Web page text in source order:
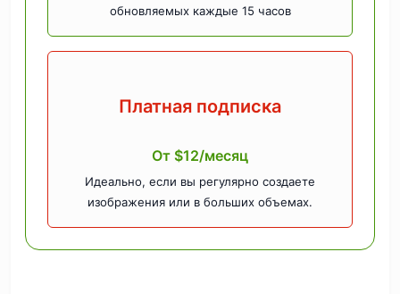
обновляемых каждые 15 часов
Платная подписка
От $12/месяц
Идеально, если вы регулярно создаете
изображения или в больших объемах.